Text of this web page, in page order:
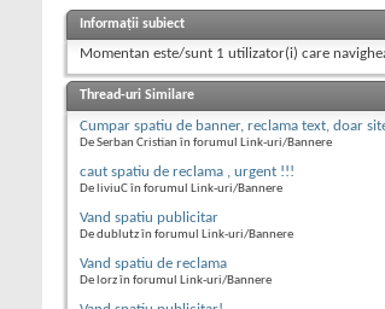
Informații subiect
Momentan este/sunt 1 utilizator(i) care
Thread-uri Similare
Cumpar spatiu de banner, reclama text, doar
De Serban Cristian în forumul Link-uri/Bannere
caut spatiu de reclama , urgent !!!
De liviuC în forumul Link-uri/Bannere
Vand spatiu publicitar
De dublutz în forumul Link-uri/Bannere
Vand spatiu de reclama
De lorz în forumul Link-uri/Bannere